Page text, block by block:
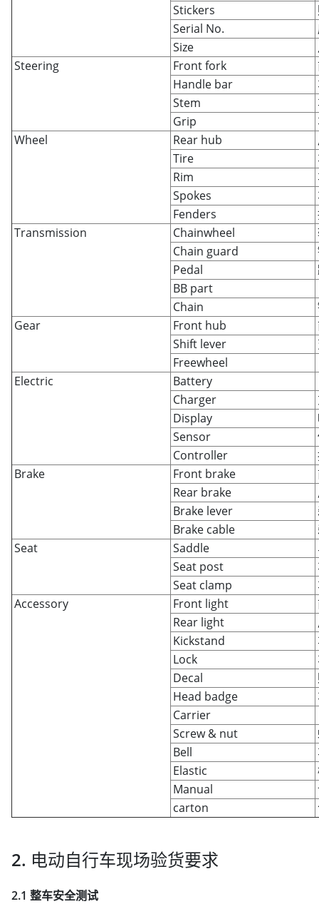
Stickers
Serial No.
Size
Steering
Front fork
Handle bar
Stem
Grip
Wheel
Rear hub
Tire
Rim
Spokes
Fenders
Transmission
Chainwheel
Chain guard
Pedal
BB part
Chain
Gear
Front hub
Shift lever
Freewheel
Electric
Battery
Charger
Display
Sensor
Controller
Brake
Front brake
Rear brake
Brake lever
Brake cable
Seat
Saddle
Seat post
Seat clamp
Accessory
Front light
Rear light
Kickstand
Lock
Decal
Head badge
Carrier
Screw & nut
Bell
Elastic
Manual
carton
2. 电动自行车现场验货要求
2.1 整车安全测试